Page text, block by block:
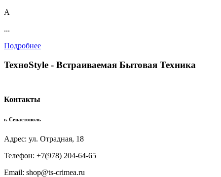
А
...
Подробнее
TexноStyle - Встраиваемая Бытовая Техника
Контакты
г. Севастополь
Адрес: ул. Отрадная, 18
Телефон: +7(978) 204-64-65
Email: shop@ts-crimea.ru